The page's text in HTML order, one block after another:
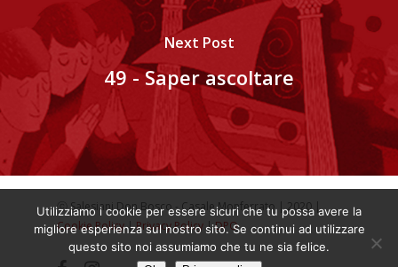
Next Post
49 - Saper ascoltare
ⓒ Salesiani Don Bosco - Casale Monferrato | 2020 |
Cookie Policy|Privacy Policy|DPO
Utilizziamo i cookie per essere sicuri che tu possa avere la
migliore esperienza sul nostro sito. Se continui ad utilizzare
questo sito noi assumiamo che tu ne sia felice.